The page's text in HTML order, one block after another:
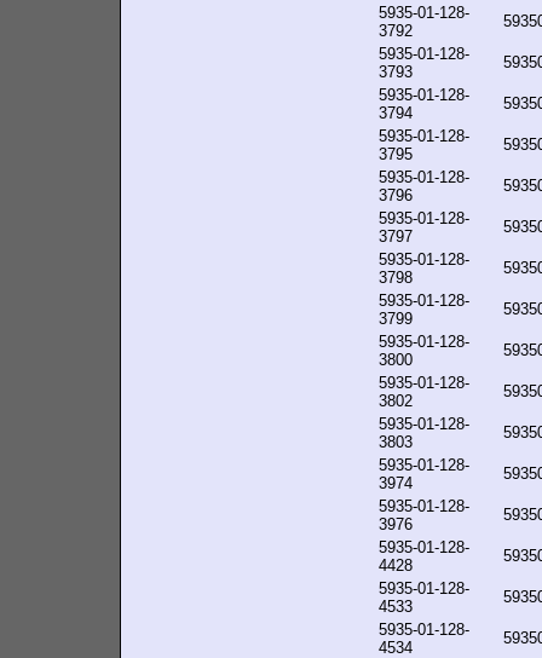
5935-01-128-
3792
5935-01-128-
3793
5935-01-128-
3794
5935-01-128-
3795
5935-01-128-
3796
5935-01-128-
3797
5935-01-128-
3798
5935-01-128-
3799
5935-01-128-
3800
5935-01-128-
3802
5935-01-128-
3803
5935-01-128-
3974
5935-01-128-
3976
5935-01-128-
4428
5935-01-128-
4533
5935-01-128-
4534